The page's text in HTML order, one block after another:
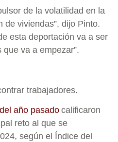
de la volatilidad en la
viviendas”, dijo Pinto.
esta deportación va a ser
va a empezar”.
trabajadores.
año pasado calificaron
reto al que se
según el Índice del